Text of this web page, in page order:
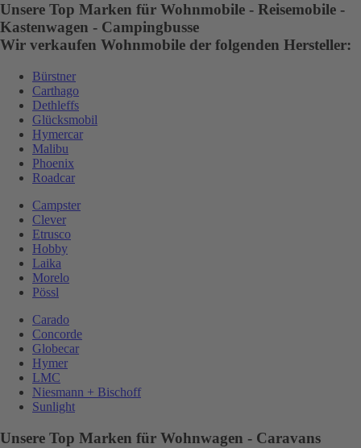
Unsere Top Marken für Wohnmobile - Reisemobile -
Kastenwagen - Campingbusse
Wir verkaufen Wohnmobile der folgenden Hersteller:
Bürstner
Carthago
Dethleffs
Glücksmobil
Hymercar
Malibu
Phoenix
Roadcar
Campster
Clever
Etrusco
Hobby
Laika
Morelo
Pössl
Carado
Concorde
Globecar
Hymer
LMC
Niesmann + Bischoff
Sunlight
Unsere Top Marken für Wohnwagen - Caravans